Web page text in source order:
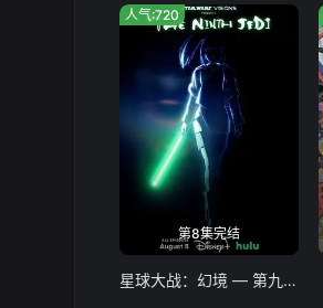
第8集完结
人气:720
星球大战：幻境 — 第九个绝地武士